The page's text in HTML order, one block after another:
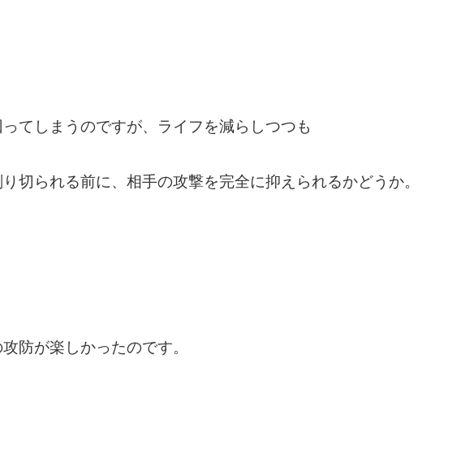
てしまうのですが、ライフを減らしつつも
切られる前に、相手の攻撃を完全に抑えられるかどうか。
防が楽しかったのです。